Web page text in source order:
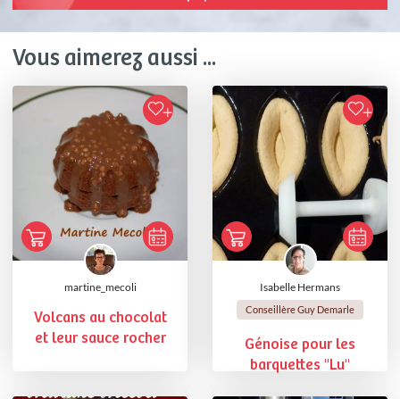
Vous aimerez aussi ...
martine_mecoli
Volcans au chocolat
et leur sauce rocher
Isabelle Hermans
Conseillère Guy Demarle
Génoise pour les
barquettes "Lu"